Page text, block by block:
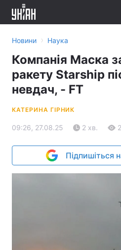
Новини › Наука
Компанія Маска
ракету Starship
невдач, - FT
КАТЕРИНА ГІРНИК
09:26, 27.08.25 2 хв.
Підпишіться